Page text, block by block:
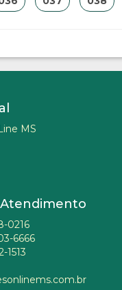
MS
0216
6666
1513